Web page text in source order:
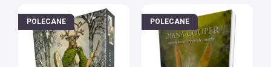
POLECANE POLECANE